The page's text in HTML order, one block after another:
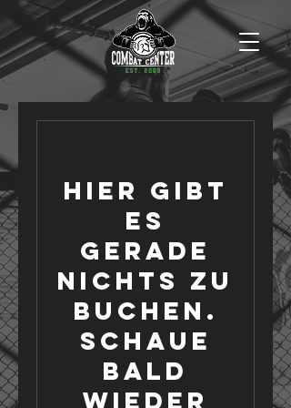
Hier gibt
es
gerade
nichts zu
buchen.
Schaue
bald
wieder